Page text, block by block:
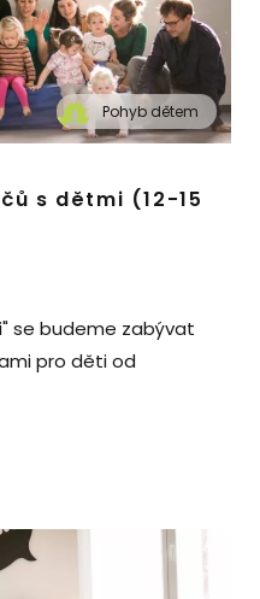
dětem", Praha 2,
Pohyb dětem
s dětmi (12-15
se budeme zabývat
pro děti od